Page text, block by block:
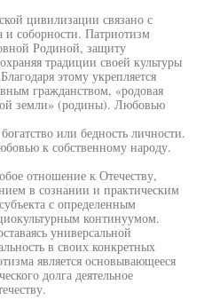
цивилизации связано с
и соборности. Патриотизм
Родиной, защиту
традиции своей культуры
этому укрепляется
гражданством, «родовая
земли» (родины). Любовью
или бедность личности.
к собственному народу.
отношение к Отечеству,
в сознании и практическим
с определенным
континуумом.
универсальной
в своих конкретных
является основывающееся
долга деятельное